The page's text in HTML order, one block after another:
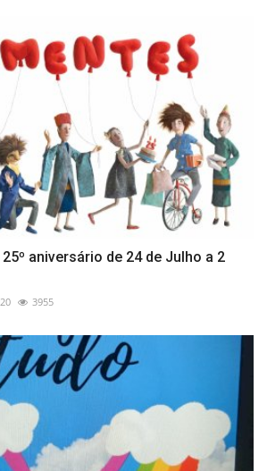
aniversário de 24 de Julho a 2
3955